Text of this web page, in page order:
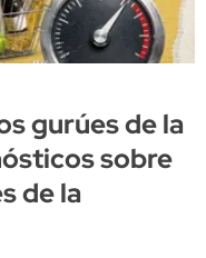
gurúes de la
sobre
de la